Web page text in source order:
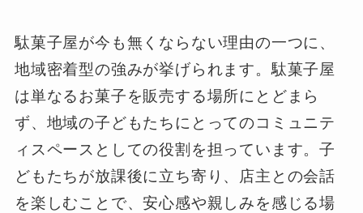
駄菓子屋が今も無くならない理由の一つに、
地域密着型の強みが挙げられます。駄菓子屋
は単なるお菓子を販売する場所にとどまら
ず、地域の子どもたちにとってのコミュニテ
ィスペースとしての役割を担っています。子
どもたちが放課後に立ち寄り、店主との会話
を楽しむことで、安心感や親しみを感じる場